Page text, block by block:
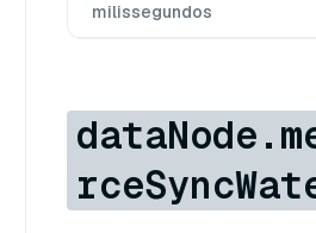
milissegundos